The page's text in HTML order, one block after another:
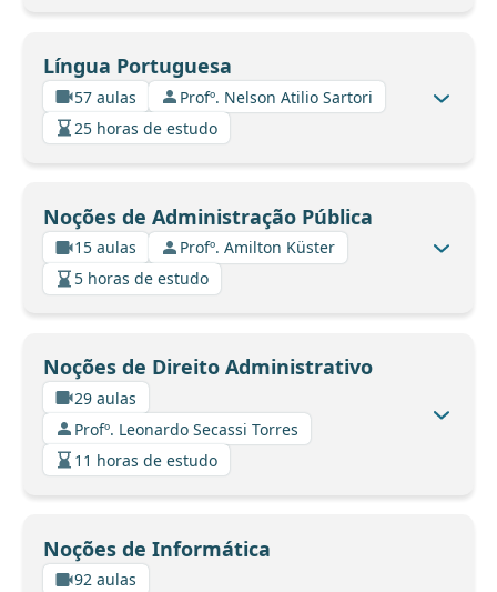
Língua Portuguesa
57 aulas
Profº. Nelson Atilio Sartori
25 horas de estudo
Noções de Administração Pública
15 aulas
Profº. Amilton Küster
5 horas de estudo
Noções de Direito Administrativo
29 aulas
Profº. Leonardo Secassi Torres
11 horas de estudo
Noções de Informática
92 aulas